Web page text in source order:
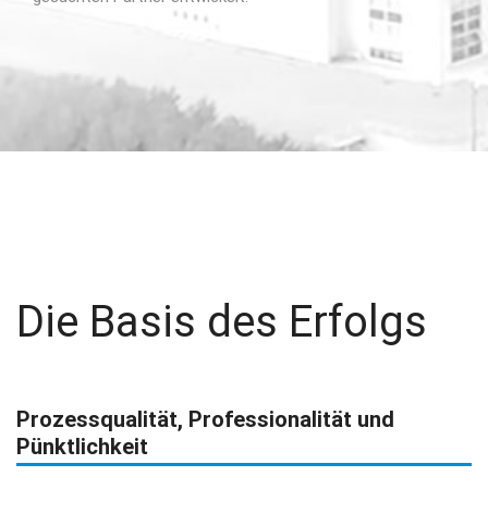
Die Basis des Erfolgs
Prozessqualität, Professionalität und
Pünktlichkeit